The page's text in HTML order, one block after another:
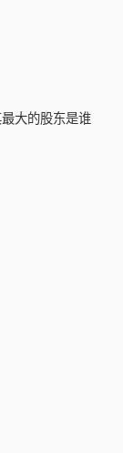
大的股东是谁